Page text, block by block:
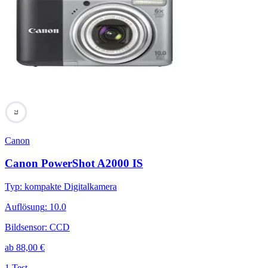
73
Canon
Canon PowerShot A2000 IS
Typ: kompakte Digitalkamera
Auflösung: 10.0
Bildsensor: CCD
ab 88,00 €